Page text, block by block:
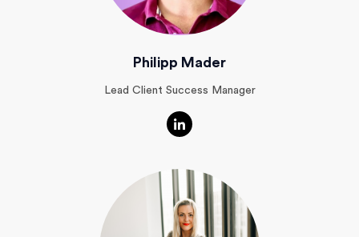
Philipp Mader
Lead Client Success Manager